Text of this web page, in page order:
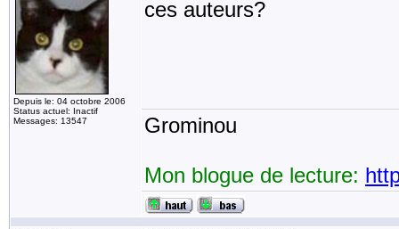
Depuis le: 04 octobre 2006
Status actuel: Inactif
Messages: 13547
ces auteurs?
Grominou
Mon blogue de lecture: